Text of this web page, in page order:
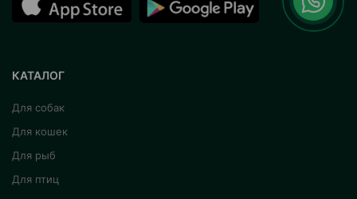
КАТАЛОГ
Для собак
Для кошек
Для рыб
Для птиц